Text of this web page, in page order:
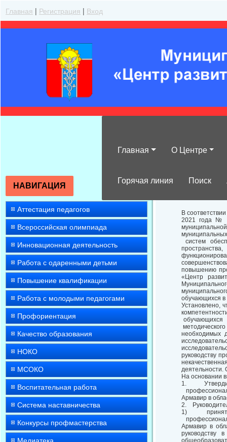
Главная | Регистрация | Вход
Главная О Центре
Горячая линия Поиск
НАВИГАЦИЯ
Аттестация педагогов
Всероссийская олимпиада
Инновационная деятельность
Работа с одаренными детьми
Повышение квалификации
Работа с молодыми педагогами
Профориентация
Качество образования
НОКО
МСОКО
Воспитательная работа
Система наставничества
Конкурсы профмастерства
организации
В
2021 года №
систем
повышению
«Центр
обучающихся в
Установлено,
обучающихся
необходимых
руководству
На основании
1. Утвердить
Армавир в
2.
1) принять
Армавир в
руководству